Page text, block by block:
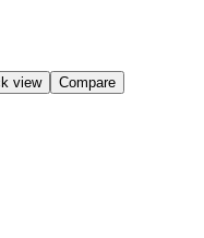
view Compare